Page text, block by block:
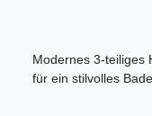
Modernes 3-teiliges
für ein stilvolles